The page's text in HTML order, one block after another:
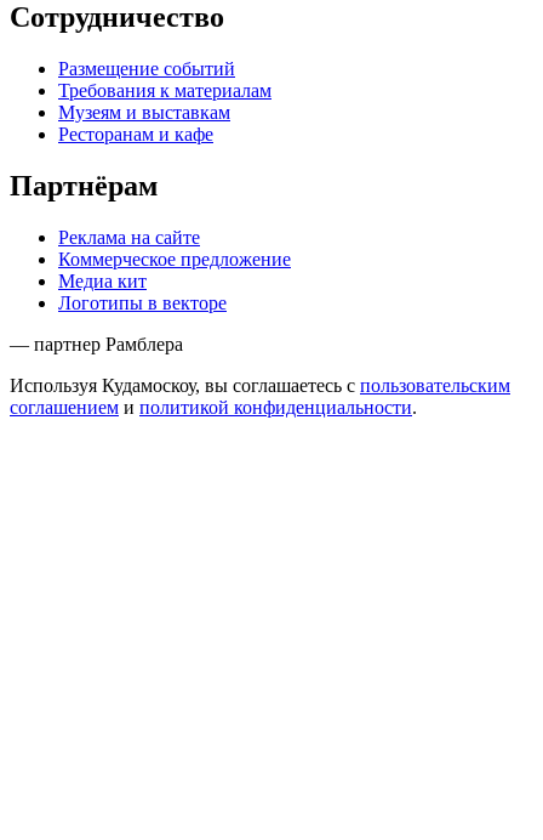
Сотрудничество
Размещение событий
Требования к материалам
Музеям и выставкам
Ресторанам и кафе
Партнёрам
Реклама на сайте
Коммерческое предложение
Медиа кит
Логотипы в векторе
— партнер Рамблера
Используя Кудамоскоу, вы соглашаетесь с пользовательским
соглашением и политикой конфиденциальности.